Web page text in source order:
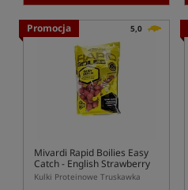
Promocja 5,0
Mivardi Rapid Boilies Easy
Catch - English Strawberry
Kulki Proteinowe Truskawka